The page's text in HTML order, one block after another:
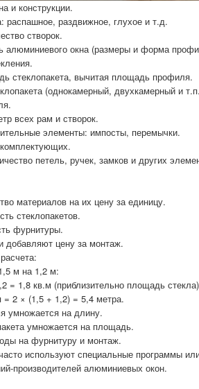
и конструкции.
раздвижное, глухое и т.д.
створок.
окна (размеры и форма
стеклопакета, вычитая площадь профиля.
(однокамерный, двухкамерный и
всех рам и створок.
элементы: импосты, перемычки.
петель, ручек, замков и других
материалов на их цену за единицу.
стеклопакетов.
фурнитуры.
цену за монтаж.
м на 1,2 м:
1,8 кв.м (приблизительно площадь
2 × (1,5 + 1,2) = 5,4 метра.
умножается на длину.
умножается на площадь.
на фурнитуру и монтаж.
используют специальные программы
производителей алюминиевых окон.